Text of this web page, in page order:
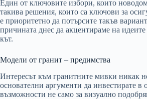
Един от ключовите избори, които
такива решения, които са ключови за
е приоритетно да потърсите такъв
причината днес да акцентираме на
кът.
Модели от гранит – предимства
Интересът към гранитните мивки никак
основателни аргументи да инвестирате
възможности не само за визуално